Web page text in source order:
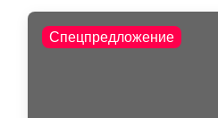
Спецпредложение